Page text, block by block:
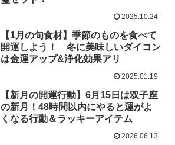
2025.10.24
【1月の旬食材】季節のものを食べて
開運しよう！ 冬に美味しいダイコン
は金運アップ&浄化効果アリ
2025.01.19
【新月の開運行動】6月15日は双子座
の新月！48時間以内にやると運がよ
くなる行動＆ラッキーアイテム
2026.06.13